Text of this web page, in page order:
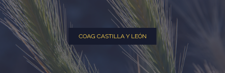
COAG CASTILLA Y LEÓN